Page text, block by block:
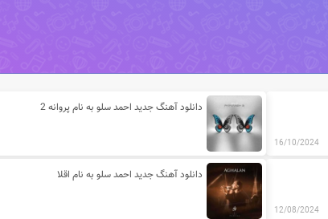
های احمد سلو
16/10/2024
دانلود آهنگ جدید احمد سلو به نام پروانه 2
12/08/2024
دانلود آهنگ جدید احمد سلو به نام اقلا